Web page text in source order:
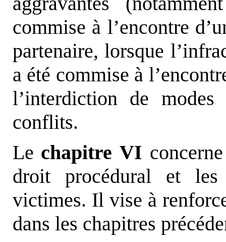
commise à l’encontre
partenaire, lorsque
a été commise à
l’interdiction de
conflits.
Le chapitre VI
droit procédural et les
victimes. Il vise à
dans les chapitres